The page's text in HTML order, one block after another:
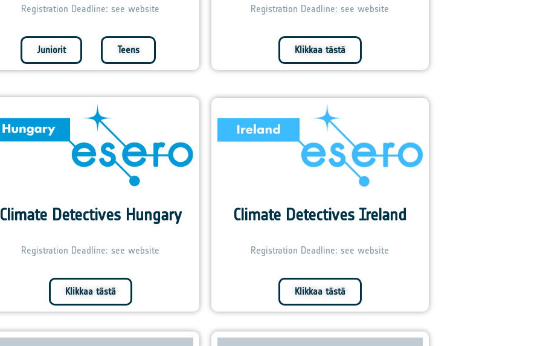
Registration Deadline: see website
Juniorit Teens
Registration Deadline: see website
Klikkaa tästä
Climate Detectives Hungary
Registration Deadline: see website
Klikkaa tästä
Climate Detectives Ireland
Registration Deadline: see website
Klikkaa tästä